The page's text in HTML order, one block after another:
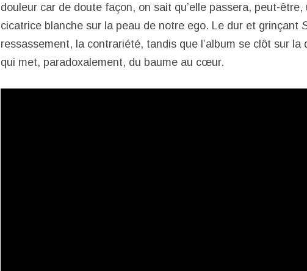
douleur car de doute façon, on sait qu’elle passera, peut-
cicatrice blanche sur la peau de notre ego. Le dur et grinçant
ressassement, la contrariété, tandis que l’album se clôt sur la
qui met, paradoxalement, du baume au cœur.